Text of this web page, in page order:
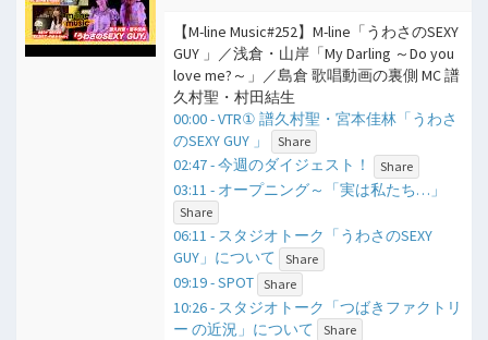
【M-line Music#252】M-line「うわさのSEXY
GUY 」／浅倉・山岸「My Darling ～Do you
love me?～」／島倉 歌唱動画の裏側 MC 譜
久村聖・村田結生
00:00 - VTR① 譜久村聖・宮本佳林「うわさ
のSEXY GUY 」
Share
02:47 - 今週のダイジェスト！ Share
03:11 - オープニング～「実は私たち…」
Share
06:11 - スタジオトーク「うわさのSEXY
GUY」について
Share
09:19 - SPOT Share
10:26 - スタジオトーク「つばきファクトリ
ー の近況」について
Share